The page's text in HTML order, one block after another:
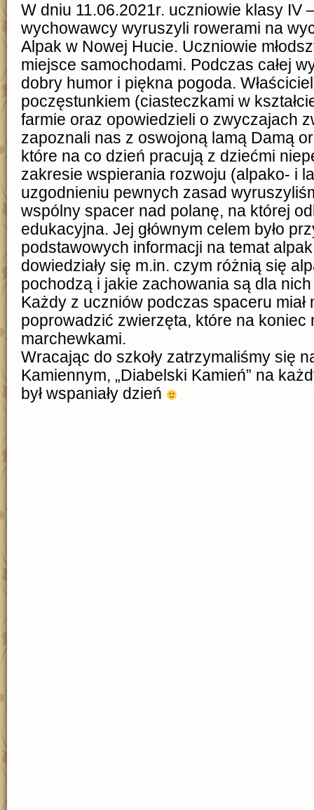
W dniu 11.06.2021r. uczniowie klasy IV
wychowawcy wyruszyli rowerami na
Alpak w Nowej Hucie. Uczniowie
miejsce samochodami. Podczas całej
dobry humor i piękna pogoda.
poczęstunkiem (ciasteczkami w
farmie oraz opowiedzieli o zwyczajach
zapoznali nas z oswojoną lamą Damą
które na co dzień pracują z dziećmi
zakresie wspierania rozwoju (alpako- i
uzgodnieniu pewnych zasad
wspólny spacer nad polanę, na której
edukacyjna. Jej głównym celem było
podstawowych informacji na temat
dowiedziały się m.in. czym różnią się
pochodzą i jakie zachowania są dla
Każdy z uczniów podczas spaceru
poprowadzić zwierzęta, które na koniec
marchewkami.
Wracając do szkoły zatrzymaliśmy się
Kamiennym, „Diabelski Kamień” na
był wspaniały dzień